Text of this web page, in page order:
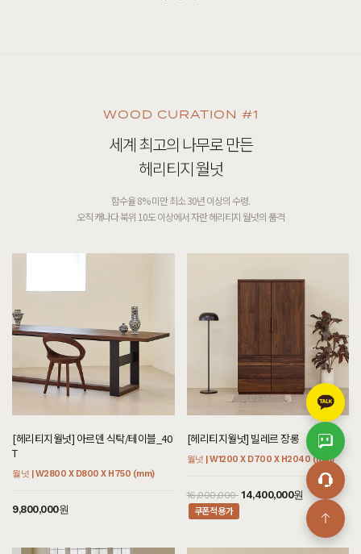
WOOD CURATION #1
세계 최고의 나무로 만든
헤리티지 월넛
함수율 8% 미만 최소 30년 이상의 수령.
오직 캐나다 북위 10도 이상에서 자란 헤리티지 월넛의 품격
[헤리티지월넛] 아르덴 식탁/테이블_40
T
월넛 | W2800 X D800 X H750 (mm)
9,800,000원
[헤리티지월넛] 빌레르 장롱
월넛 | W1200 X D700 X H2040 (mm)
16,000,000 14,400,000원
쿠폰적용가